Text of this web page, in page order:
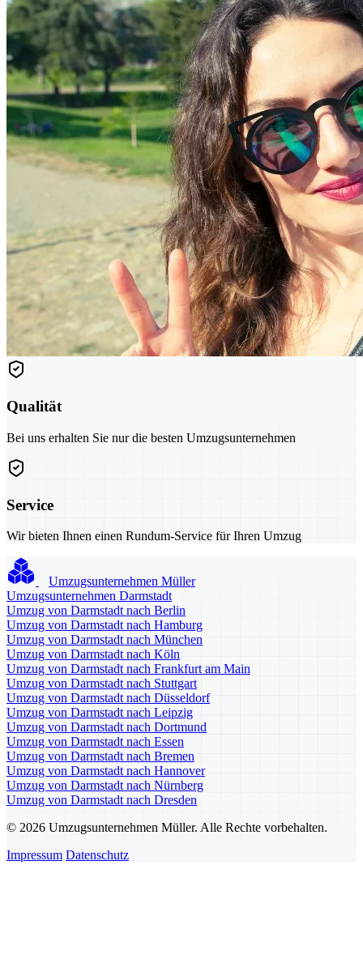
Qualität
Bei uns erhalten Sie nur die besten Umzugsunternehmen
Service
Wir bieten Ihnen einen Rundum-Service für Ihren Umzug
Umzugsunternehmen Müller
Umzugsunternehmen Darmstadt
Umzug von Darmstadt nach Berlin
Umzug von Darmstadt nach Hamburg
Umzug von Darmstadt nach München
Umzug von Darmstadt nach Köln
Umzug von Darmstadt nach Frankfurt am Main
Umzug von Darmstadt nach Stuttgart
Umzug von Darmstadt nach Düsseldorf
Umzug von Darmstadt nach Leipzig
Umzug von Darmstadt nach Dortmund
Umzug von Darmstadt nach Essen
Umzug von Darmstadt nach Bremen
Umzug von Darmstadt nach Hannover
Umzug von Darmstadt nach Nürnberg
Umzug von Darmstadt nach Dresden
© 2026 Umzugsunternehmen Müller. Alle Rechte vorbehalten.
Impressum Datenschutz